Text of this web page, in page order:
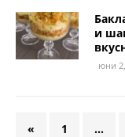
и
юни
« 1 …